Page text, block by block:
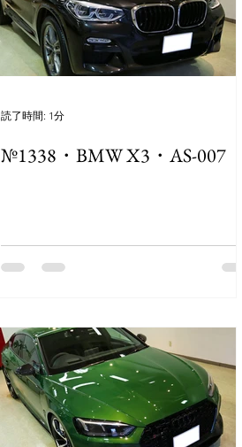
№1338・BMW X3・AS-007
読了時間: 1分